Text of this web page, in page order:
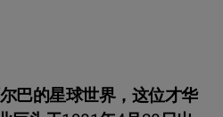
巴的星球世界，这位才华